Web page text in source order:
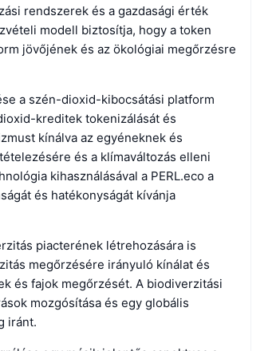
rendszerek és a gazdasági érték
modell biztosítja, hogy a token
jövőjének és az ökológiai megőrzésre
a szén-dioxid-kibocsátási platform
kreditek tokenizálását és
kínálva az egyéneknek és
és a klímaváltozás elleni
kihasználásával a PERL.eco a
és hatékonyságát kívánja
piacterének létrehozására is
megőrzésére irányuló kínálat és
és fajok megőrzését. A biodiverzitási
mozgósítása és egy globális
iránt.